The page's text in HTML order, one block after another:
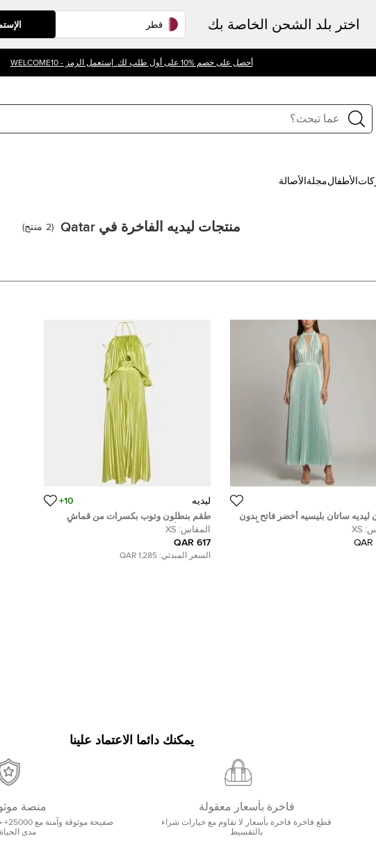
اختر بلد الشحن الخاصة بك
أحصل على خصم %10 على أول طلب لك. إستعمل الرمز - WELCOME10
الأطفالمجلة الأصالة
منتجات ليديه الفاخرة في Qatar (
2 منتج)
ليديه ساتان بليسيه أخضر فاتح بدون
هولتر نيك شاتو مقاس صغير جداً
XS
ليديه 10+
طقم بنطلون وتوب بكسرات من قماش
الستان الأخضر لي دي مقاس صغير جداً
المقاس: XS
617 QAR
السعر المبدئي: 1,285 QAR
يمكنك دائما الاعتماد علينا
فاخرة بأسعار معقولة
قطع فاخرة فاخرة بأسعار لا تقاوم مع خيارات شراء
بالتقسيط
منصة
مدى